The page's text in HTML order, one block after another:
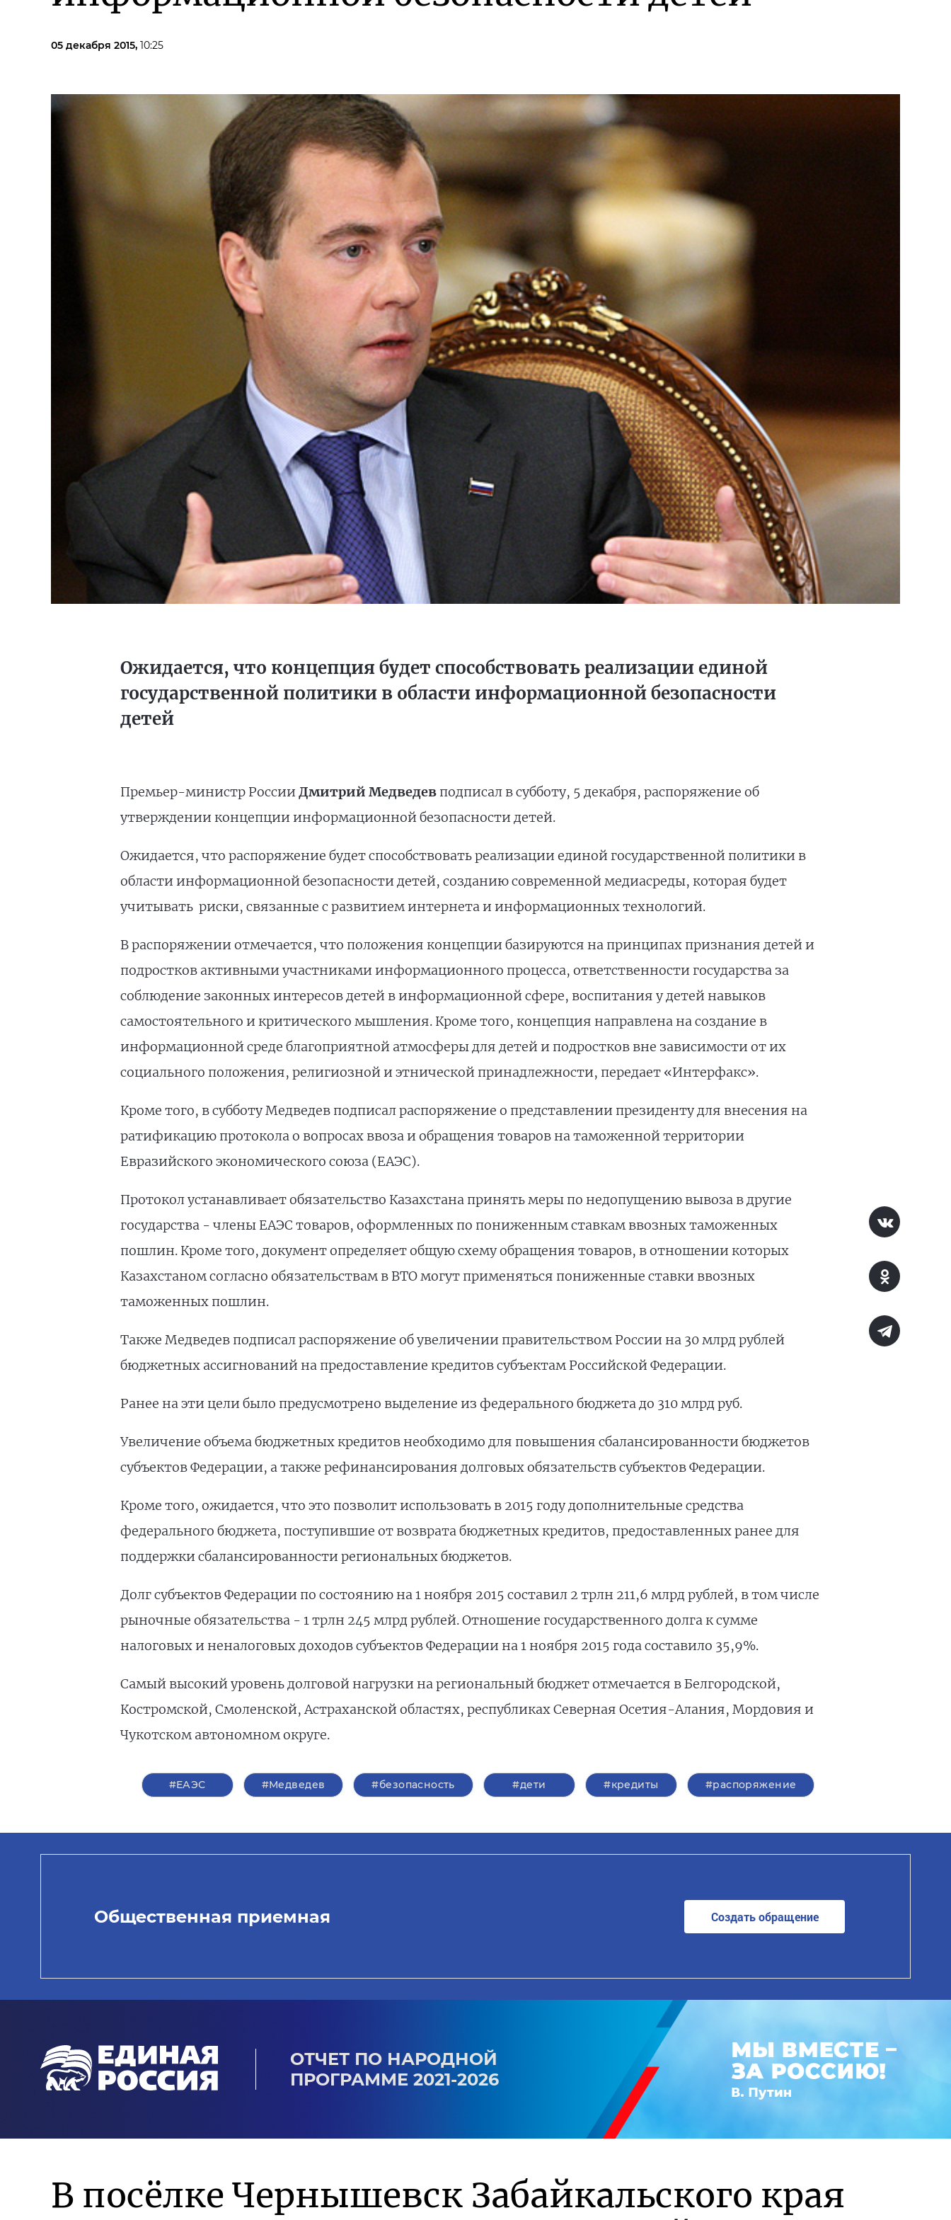
05 декабря 2015, 10:25
Ожидается, что концепция будет способствовать реализации единой
государственной политики в области информационной безопасности
детей
Премьер-министр России Дмитрий Медведевподписал в субботу, 5 декабря, распоряжение об
утверждении концепции информационной безопасности детей.
Ожидается, что распоряжение будет способствовать реализации единой государственной политики в
области информационной безопасности детей, созданию современной медиасреды, которая будет
учитывать риски, связанные с развитием интернета и информационных технологий.
В распоряжении отмечается, что положения концепции базируются на принципах признания детей и
подростков активными участниками информационного процесса, ответственности государства за
соблюдение законных интересов детей в информационной сфере, воспитания у детей навыков
самостоятельного и критического мышления. Кроме того, концепция направлена на создание в
информационной среде благоприятной атмосферы для детей и подростков вне зависимости от их
социального положения, религиозной и этнической принадлежности, передает «Интерфакс».
Кроме того, в субботу Медведев подписал распоряжение о представлении президенту для внесения на
ратификацию протокола о вопросах ввоза и обращения товаров на таможенной территории
Евразийского экономического союза (ЕАЭС).
Протокол устанавливает обязательство Казахстана принять меры по недопущению вывоза в другие
государства - члены ЕАЭС товаров, оформленных по пониженным ставкам ввозных таможенных
пошлин. Кроме того, документ определяет общую схему обращения товаров, в отношении которых
Казахстаном согласно обязательствам в ВТО могут применяться пониженные ставки ввозных
таможенных пошлин.
Также Медведев подписал распоряжение об увеличении правительством России на 30 млрд рублей
бюджетных ассигнований на предоставление кредитов субъектам Российской Федерации.
Ранее на эти цели было предусмотрено выделение из федерального бюджета до 310 млрд руб.
Увеличение объема бюджетных кредитов необходимо для повышения сбалансированности бюджетов
субъектов Федерации, а также рефинансирования долговых обязательств субъектов Федерации.
Кроме того, ожидается, что это позволит использовать в 2015 году дополнительные средства
федерального бюджета, поступившие от возврата бюджетных кредитов, предоставленных ранее для
поддержки сбалансированности региональных бюджетов.
Долг субъектов Федерации по состоянию на 1 ноября 2015 составил 2 трлн 211,6 млрд рублей, в том числе
рыночные обязательства - 1 трлн 245 млрд рублей. Отношение государственного долга к сумме
налоговых и неналоговых доходов субъектов Федерации на 1 ноября 2015 года составило 35,9%.
Самый высокий уровень долговой нагрузки на региональный бюджет отмечается в Белгородской,
Костромской, Смоленской, Астраханской областях, республиках Северная Осетия-Алания, Мордовия и
Чукотском автономном округе.
#ЕАЭС #Медведев #безопасность #дети #кредиты #распоряжение
Общественная приемная Создать обращение
ОТЧЕТ ПО НАРОДНОЙ
ПРОГРАММЕ 2021-2026
В посёлке Чернышевск Забайкальского края